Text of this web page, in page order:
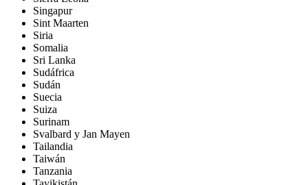
Singapur
Sint Maarten
Siria
Somalia
Sri Lanka
Sudáfrica
Sudán
Suecia
Suiza
Surinam
Svalbard y Jan Mayen
Tailandia
Taiwán
Tanzania